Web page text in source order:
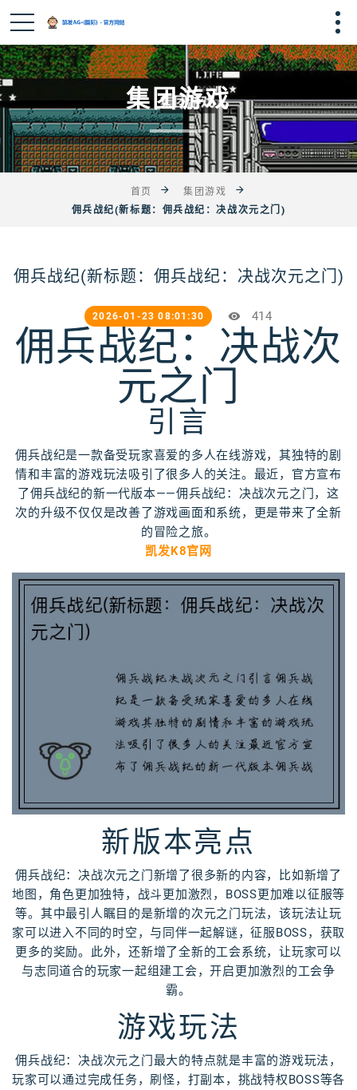
集团游戏
首页
集团游戏
佣兵战纪(新标题：佣兵战纪：决战次元之门)
佣兵战纪(新标题：佣兵战纪：决战次元之门)
2026-01-23 08:01:30 414
佣兵战纪：决战次
元之门
引言
佣兵战纪是一款备受玩家喜爱的多人在线游戏，其独特的剧
情和丰富的游戏玩法吸引了很多人的关注。最近，官方宣布
了佣兵战纪的新一代版本——佣兵战纪：决战次元之门，这
次的升级不仅仅是改善了游戏画面和系统，更是带来了全新
的冒险之旅。
凯发K8官网
新版本亮点
佣兵战纪：决战次元之门新增了很多新的内容，比如新增了
地图，角色更加独特，战斗更加激烈，BOSS更加难以征服等
等。其中最引人瞩目的是新增的次元之门玩法，该玩法让玩
家可以进入不同的时空，与同伴一起解谜，征服BOSS，获取
更多的奖励。此外，还新增了全新的工会系统，让玩家可以
与志同道合的玩家一起组建工会，开启更加激烈的工会争
霸。
游戏玩法
佣兵战纪：决战次元之门最大的特点就是丰富的游戏玩法，
玩家可以通过完成任务，刷怪，打副本，挑战特权BOSS等各